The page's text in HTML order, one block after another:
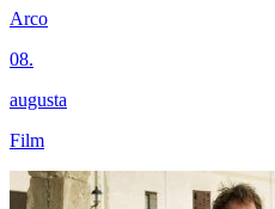
Arco
08.
augusta
Film